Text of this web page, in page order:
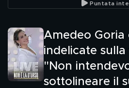
Puntata
Amedeo Goria
indelicate
"Non
sottolineare il